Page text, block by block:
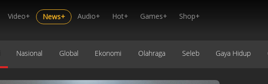
Video+ News+ Audio+ Hot+ Games+ Shop+
Nasional Global Ekonomi Olahraga Seleb Gaya Hidup